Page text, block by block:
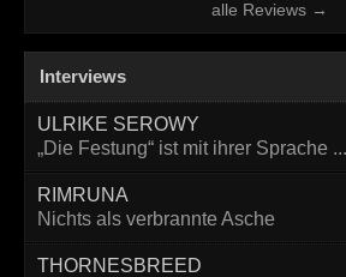
alle Reviews →
Interviews
ULRIKE SEROWY
„Die Festung“ ist mit ihrer Sprache ...
RIMRUNA
Nichts als verbrannte Asche
THORNESBREED